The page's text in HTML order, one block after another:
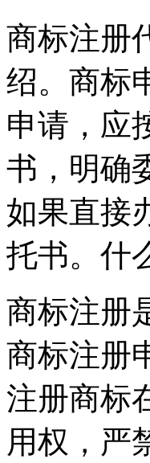
商标注册
绍。商标
申请，应
书，明确
如果直接
托书。什
商标注册
商标注册
注册商标
用权，严